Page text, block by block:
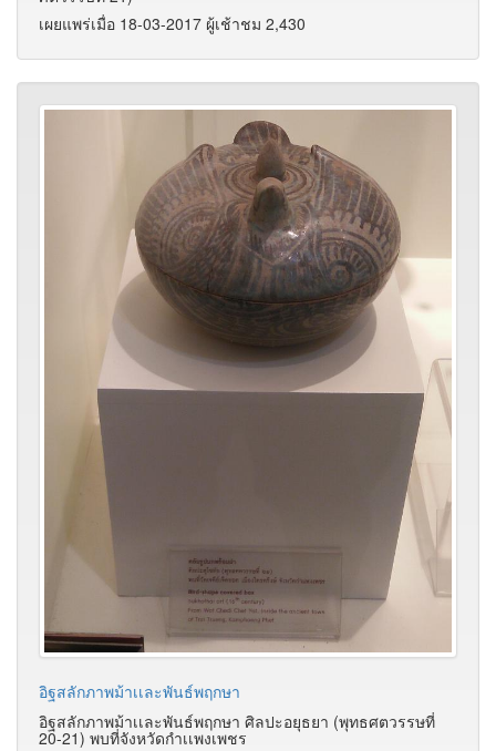
เผยแพร่เมื่อ 18-03-2017 ผู้เช้าชม 2,430
อิฐสลักภาพม้าเเละพันธ์พฤกษา
อิฐสลักภาพม้าเเละพันธ์พฤกษา ศิลปะอยุธยา (พุทธศตวรรษที่
20-21) พบที่จังหวัดกำเเพงเพชร